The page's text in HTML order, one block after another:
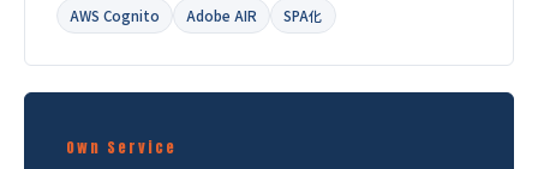
AWS Cognito Adobe AIR SPA化
Own Service